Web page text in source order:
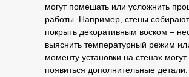
могут помешать или усложнить
работы. Например, стены
покрыть декоративным воском –
выяснить температурный режим
моменту установки на стенах могут
появиться дополнительные